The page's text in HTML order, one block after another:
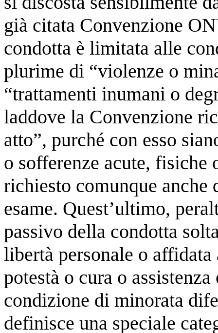
già citata Convenzione
condotta è limitata alle
plurime di “violenze o
“trattamenti inumani o
laddove la Convenzione
atto”, purché con esso
o sofferenze acute, fisiche
richiesto comunque
esame. Quest’ultimo,
passivo della condotta
libertà personale o
potestà o cura o
condizione di minorata
definisce una speciale